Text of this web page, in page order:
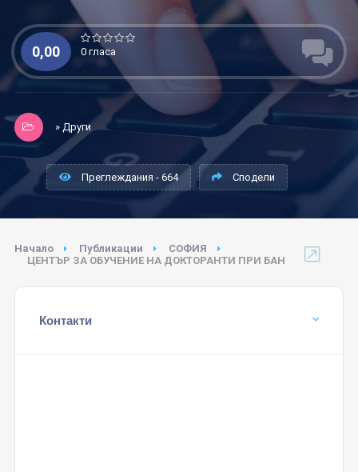
0,00 0 гласа
» Други
Преглеждания - 664 Сподели
Начало Публикации
СОФИЯ
ЦЕНТЪР ЗА ОБУЧЕНИЕ НА ДОКТОРАНТИ ПРИ БАН
Контакти